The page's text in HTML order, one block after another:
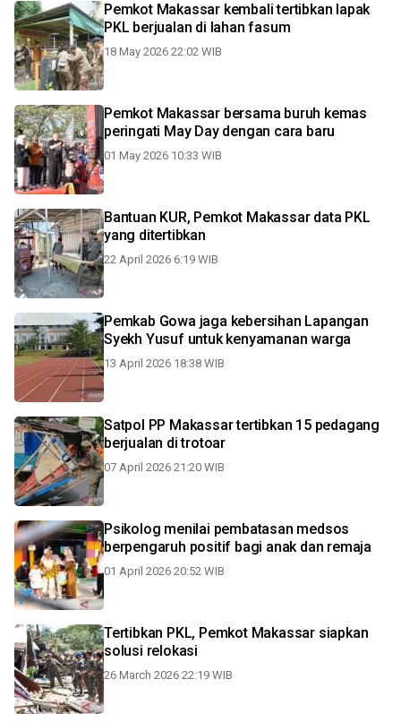
Pemkot Makassar kembali tertibkan lapak
PKL berjualan di lahan fasum
18 May 2026 22:02 WIB
Pemkot Makassar bersama buruh kemas
peringati May Day dengan cara baru
01 May 2026 10:33 WIB
Bantuan KUR, Pemkot Makassar data PKL
yang ditertibkan
22 April 2026 6:19 WIB
Pemkab Gowa jaga kebersihan Lapangan
Syekh Yusuf untuk kenyamanan warga
13 April 2026 18:38 WIB
Satpol PP Makassar tertibkan 15 pedagang
berjualan di trotoar
07 April 2026 21:20 WIB
Psikolog menilai pembatasan medsos
berpengaruh positif bagi anak dan remaja
01 April 2026 20:52 WIB
Tertibkan PKL, Pemkot Makassar siapkan
solusi relokasi
26 March 2026 22:19 WIB